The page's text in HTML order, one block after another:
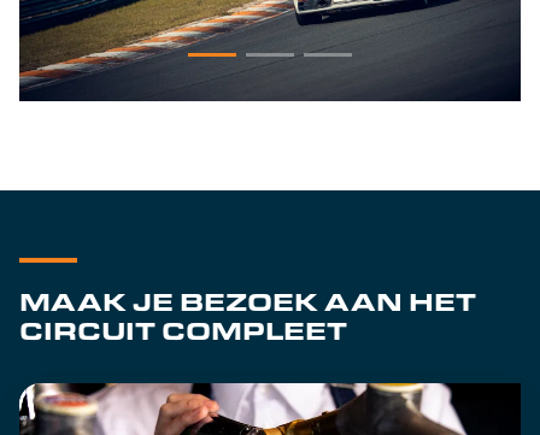
MAAK JE BEZOEK AAN HET
CIRCUIT COMPLEET